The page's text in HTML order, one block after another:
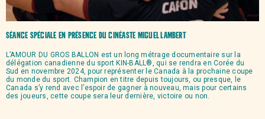
Séance spéciale en présence du cinéaste Miguel Lambert
L’AMOUR DU GROS BALLON est un long métrage documentaire sur la
délégation canadienne du sport KIN-BALL®, qui se rendra en Corée du
Sud en novembre 2024, pour représenter le Canada à la prochaine coupe
du monde du sport. Champion en titre depuis toujours, ou presque, le
Canada s’y rend avec l’espoir de gagner à nouveau, mais pour certains
des joueurs, cette coupe sera leur dernière, victoire ou non.